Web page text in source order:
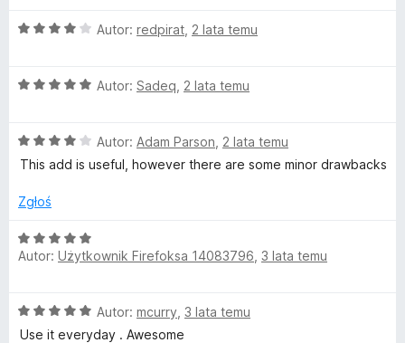
O
n
4
/
Autor: redpirat 2 lata temu
O
n
a
5
5
Autor: Sadeq 2 lata temu
O
c
n
:
4
Autor: Adam Parson 2 lata temu
This add is useful, however there are some minor drawbacks
Zgłoś
O
c
a
:
Autor: Użytkownik Firefoksa 14083796 3 lata temu
O
c
Autor: mcurry 3 lata temu
Use it everyday . Awesome